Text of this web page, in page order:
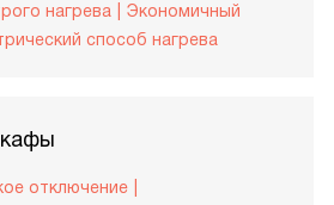
нагрева
Экономичный
способ нагрева
отключение